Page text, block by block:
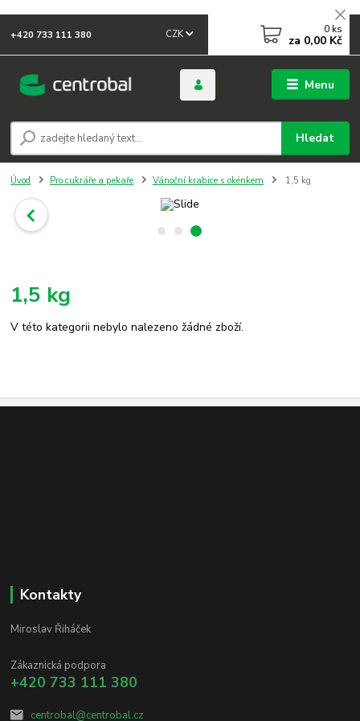
Menu
CZK
Hledat
+420 733 111 380 0 ks
za 0,00 Kč
Úvod Pro cukráře a pekaře Vánoční krabice s okénkem 1,5 kg
1,5 kg
V této kategorii nebylo nalezeno žádné zboží.
Kontakty
Miroslav Řiháček
Zákaznická podpora
+420 733 111 380
centrobal@centrobal.cz